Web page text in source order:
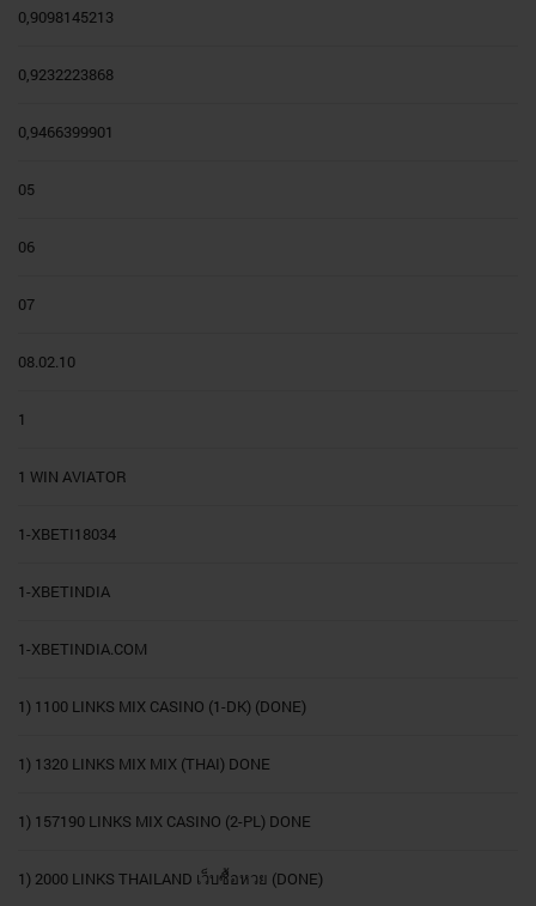
0,9098145213
0,9232223868
0,9466399901
05
06
07
08.02.10
1
1 WIN AVIATOR
1-XBETI18034
1-XBETINDIA
1-XBETINDIA.COM
1) 1100 LINKS MIX CASINO (1-DK) (DONE)
1) 1320 LINKS MIX MIX (THAI) DONE
1) 157190 LINKS MIX CASINO (2-PL) DONE
1) 2000 LINKS THAILAND เว็บซื้อหวย (DONE)